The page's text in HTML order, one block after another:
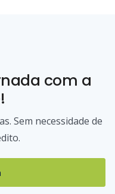
com a
Sem necessidade de